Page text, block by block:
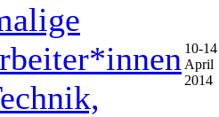
10-14
April
2014